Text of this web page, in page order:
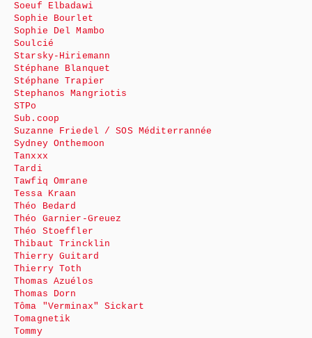
Soeuf Elbadawi
Sophie Bourlet
Sophie Del Mambo
Soulcié
Starsky-Hiriemann
Stéphane Blanquet
Stéphane Trapier
Stephanos Mangriotis
STPo
Sub.coop
Suzanne Friedel / SOS Méditerrannée
Sydney Onthemoon
Tanxxx
Tardi
Tawfiq Omrane
Tessa Kraan
Théo Bedard
Théo Garnier-Greuez
Théo Stoeffler
Thibaut Trincklin
Thierry Guitard
Thierry Toth
Thomas Azuélos
Thomas Dorn
Tôma "Verminax" Sickart
Tomagnetik
Tommy